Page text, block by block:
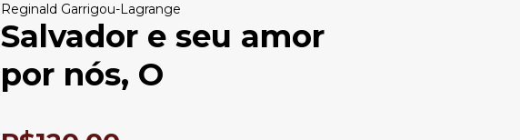
Reginald Garrigou-Lagrange
Salvador e seu amor
por nós, O